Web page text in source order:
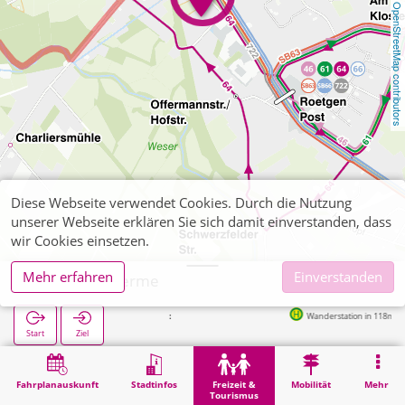
OpenStreetMap contributors
Fahrplanauskunft Stadtinfos
Freizeit &
Tourismus
Mobilität Mehr
Roetgen Therme
Start Ziel
Wanderstation in 118m
Freizeit & Tourismus Roetgen Therme
Diese Webseite verwendet Cookies. Durch die Nutzung
unserer Webseite erklären Sie sich damit einverstanden, dass
wir Cookies einsetzen.
Mehr erfahren
Einverstanden